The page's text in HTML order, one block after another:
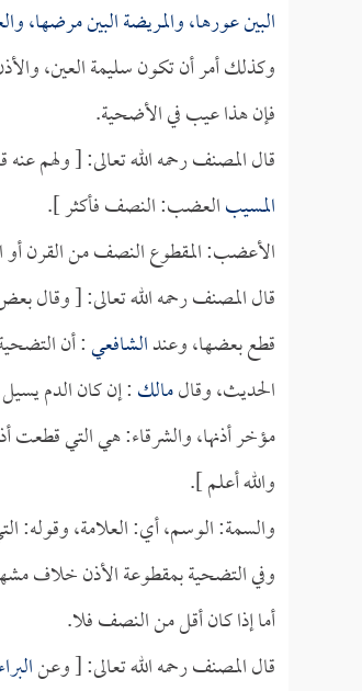
البين عورها، والمريضة البين مرضها،
وكذلك أمر أن تكون سليمة العين،
فإن هذا عيب في الأضحية.
قال المصنف رحمه الله تعالى: [ ولهم
المسيبالعضب: النصف فأكثر ].
الأعضب: المقطوع النصف من القرن أو
قال المصنف رحمه الله تعالى: [ وقال
قطع بعضها، وعندالشافعي: أن
الحديث، وقالمالك: إن كان الدم يسيل
مؤخر أذنها، والشرقاء: هي التي قطعت
والله أعلم ].
والسمة: الوسم، أي: العلامة، وقوله:
وفي التضحية بمقطوعة الأذن خلاف
أما إذا كان أقل من النصف فلا.
قال المصنف رحمه الله تعالى: [ وعنالبراء